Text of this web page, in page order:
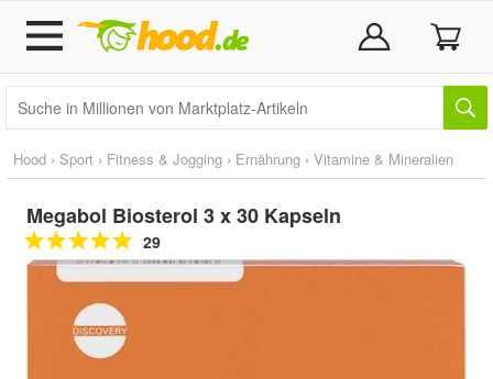
Hood › Sport › Fitness & Jogging › Ernährung › Vitamine & Mineralien
Megabol Biosterol 3 x 30 Kapseln
29